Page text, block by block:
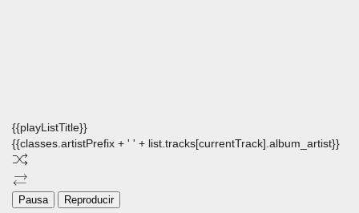
{{playListTitle}}
{{classes.artistPrefix + ' ' + list.tracks[currentTrack].album_artist}}
Pausa Reproducir